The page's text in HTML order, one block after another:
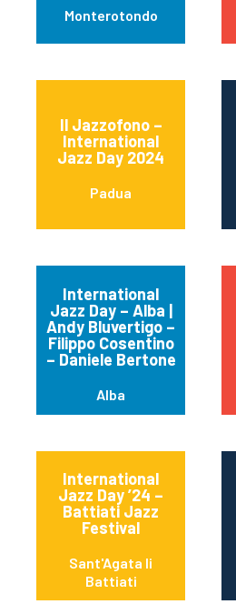
Monterotondo
Il Jazzofono –
International
Jazz Day 2024
Padua
International
Jazz Day – Alba |
Andy Bluvertigo –
Filippo Cosentino
– Daniele Bertone
Alba
International
Jazz Day ’24 –
Battiati Jazz
Festival
Sant'Agata li
Battiati